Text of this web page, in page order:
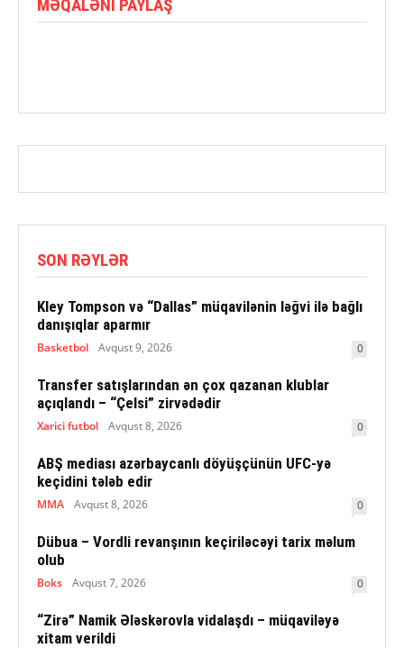
MƏQALƏNI PAYLAŞ
SON RƏYLƏR
Kley Tompson və “Dallas” müqavilənin ləğvi ilə bağlı
danışıqlar aparmır
Basketbol Avqust 9, 2026 0
Transfer satışlarından ən çox qazanan klublar
açıqlandı – “Çelsi” zirvədədir
Xarici futbol Avqust 8, 2026 0
ABŞ mediası azərbaycanlı döyüşçünün UFC-yə
keçidini tələb edir
MMA Avqust 8, 2026 0
Dübua – Vordli revanşının keçiriləcəyi tarix məlum
olub
Boks Avqust 7, 2026 0
“Zirə” Namik Ələskərovla vidalaşdı – müqaviləyə
xitam verildi